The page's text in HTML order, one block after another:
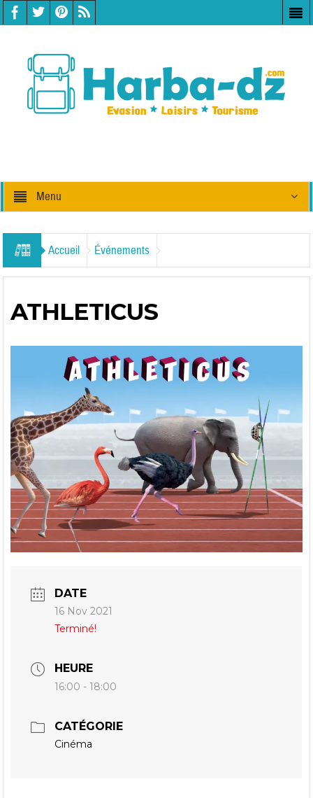
Menu
Accueil Événements
ATHLETICUS
DATE
16 Nov 2021
Terminé!
HEURE
16:00 - 18:00
CATÉGORIE
Cinéma